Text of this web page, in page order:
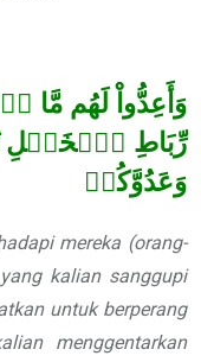
وَأَعِدُّواْ لَهُم
رِّبَاطِ ٱلۡخَيۡلِ
وَعَدُوَّكُمۡ
mereka (orang-
kalian sanggupi
untuk berperang
menggentarkan